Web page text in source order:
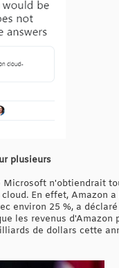
plusieurs
Microsoft n'obtiendrait
En effet, Amazon
environ 25 %, a
les revenus d'Amazon
de dollars cette